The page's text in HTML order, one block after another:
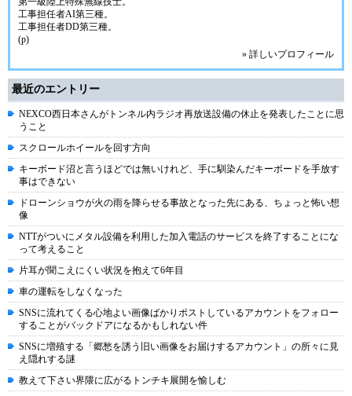
工事担任者AI第三種。
工事担任者DD第三種。
(p)
» 詳しいプロフィール
最近のエントリー
NEXCO西日本さんがトンネル内ラジオ再放送設備の休止を発表したことに思
うこと
スクロールホイールを回す方向
キーボード沼と言うほどでは無いけれど、手に馴染んだキーボードを手放す
事はできない
ドローンショウが火の雨を降らせる事故となった先にある、ちょっと怖い想
像
NTTがついにメタル設備を利用した加入電話のサービスを終了することにな
って考えること
片耳が聞こえにくい状況を抱えて6年目
車の運転をしなくなった
SNSに流れてくる心地よい画像ばかりポストしているアカウントをフォロー
することがバックドアになるかもしれない件
SNSに増殖する「郷愁を誘う旧い画像をお届けするアカウント」の所々に見
え隠れする謎
教えて下さい界隈に広がるトンチキ展開を愉しむ